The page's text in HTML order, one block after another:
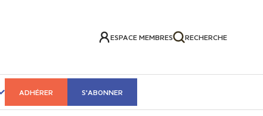
ESPACE MEMBRES RECHERCHE
ADHÉRER S'ABONNER